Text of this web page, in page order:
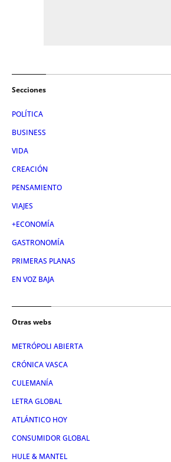
Secciones
POLÍTICA
BUSINESS
VIDA
CREACIÓN
PENSAMIENTO
VIAJES
+ECONOMÍA
GASTRONOMÍA
PRIMERAS PLANAS
EN VOZ BAJA
Otras webs
METRÓPOLI ABIERTA
CRÓNICA VASCA
CULEMANÍA
LETRA GLOBAL
ATLÁNTICO HOY
CONSUMIDOR GLOBAL
HULE & MANTEL